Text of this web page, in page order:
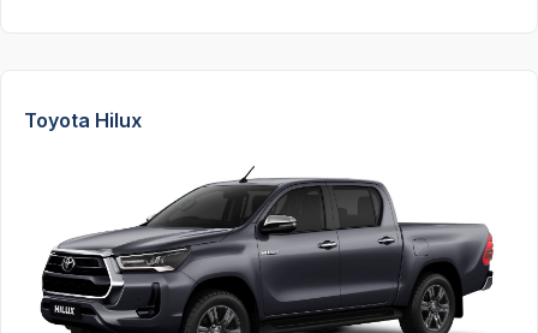
Toyota Hilux